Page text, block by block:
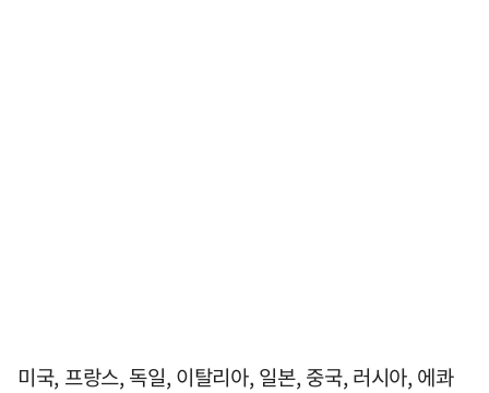
미국, 프랑스, 독일, 이탈리아, 일본, 중국, 러시아, 에콰